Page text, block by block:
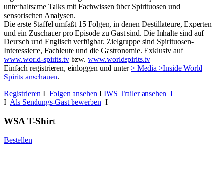
unterhaltsame Talks mit Fachwissen über Spirituosen und
sensorischen Analysen.
Die erste Staffel umfaßt 15 Folgen, in denen Destillateure, Experten
und ein Zuschauer pro Episode zu Gast sind. Die Inhalte sind auf
Deutsch und Englisch verfügbar. Zielgruppe sind Spirituosen-
Interessierte, Fachleute und die Gastronomie. Exklusiv auf
www.world-spirits.tv bzw. www.worldspirits.tv
Einfach registrieren, einloggen und unter> Media >Inside World
Spirits anschauen.
Registrieren I Folgen ansehen I IWS Trailer ansehen I
I Als Sendungs-Gast bewerben I
WSA T-Shirt
Bestellen